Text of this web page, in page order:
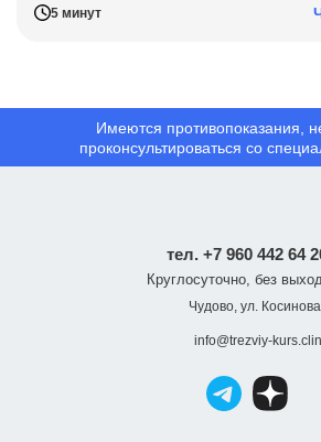
5 минут
Имеются противопоказания,
проконсультироваться со
тел. +7 960 442 64
Круглосуточно, без
Чудово, ул.
info@trezviy-